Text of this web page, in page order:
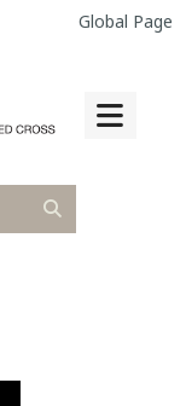
Global Page